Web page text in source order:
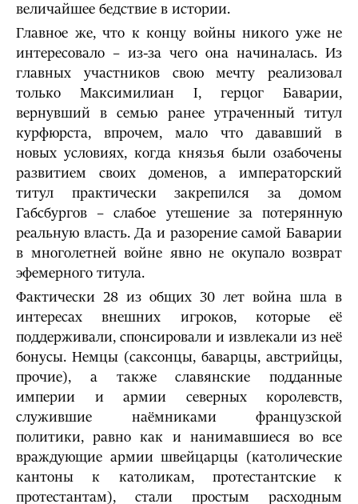
величайшее бедствие в истории.
Главное же, что к концу войны никого уже не
интересовало – из-за чего она начиналась. Из
главных участников свою мечту реализовал
только Максимилиан I, герцог Баварии,
вернувший в семью ранее утраченный титул
курфюрста, впрочем, мало что дававший в
новых условиях, когда князья были озабочены
развитием своих доменов, а императорский
титул практически закрепился за домом
Габсбургов – слабое утешение за потерянную
реальную власть. Да и разорение самой Баварии
в многолетней войне явно не окупало возврат
эфемерного титула.
Фактически 28 из общих 30 лет война шла в
интересах внешних игроков, которые её
поддерживали, спонсировали и извлекали из неё
бонусы. Немцы (саксонцы, баварцы, австрийцы,
прочие), а также славянские подданные
империи и армии северных королевств,
служившие наёмниками французской
политики, равно как и нанимавшиеся во все
враждующие армии швейцарцы (католические
кантоны к католикам, протестантские к
протестантам), стали простым расходным